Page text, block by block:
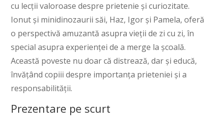
cu lecții valoroase despre prietenie și curiozitate.
Ionut și minidinozaurii săi, Haz, Igor și Pamela, oferă
o perspectivă amuzantă asupra vieții de zi cu zi, în
special asupra experienței de a merge la școală.
Această poveste nu doar că distrează, dar și educă,
învățând copiii despre importanța prieteniei și a
responsabilității.
Prezentare pe scurt